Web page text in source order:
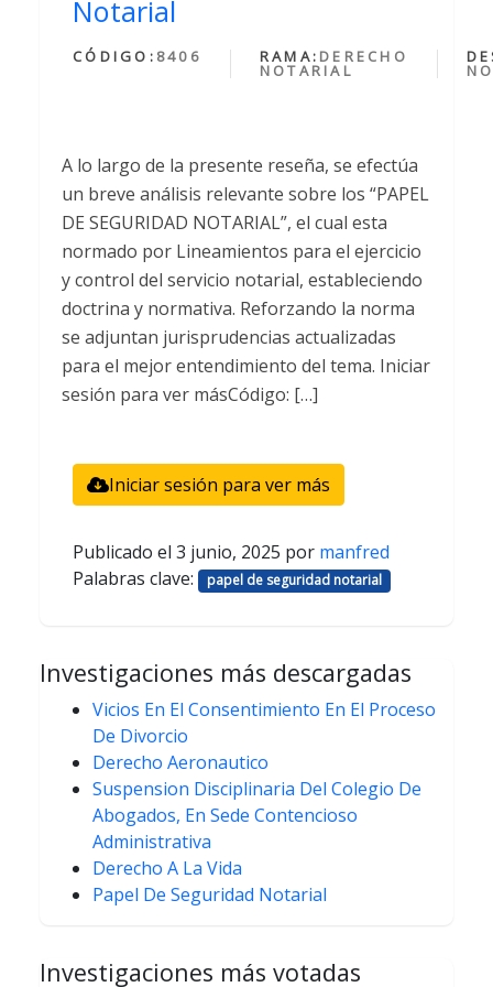
Notarial
CÓDIGO: 8406 RAMA: DERECHO
NOTARIAL
A lo largo de la presente reseña, se efectúa
un breve análisis relevante sobre los “PAPEL
DE SEGURIDAD NOTARIAL”, el cual esta
normado por Lineamientos para el ejercicio
y control del servicio notarial, estableciendo
doctrina y normativa. Reforzando la norma
se adjuntan jurisprudencias actualizadas
para el mejor entendimiento del tema. Iniciar
sesión para ver másCódigo: […]
Iniciar sesión para ver más
Publicado el 3 junio, 2025 por manfred
Palabras clave:
papel de seguridad notarial
Investigaciones más descargadas
Vicios En El Consentimiento En El Proceso
De Divorcio
Derecho Aeronautico
Suspension Disciplinaria Del Colegio De
Abogados, En Sede Contencioso
Administrativa
Derecho A La Vida
Papel De Seguridad Notarial
Investigaciones más votadas